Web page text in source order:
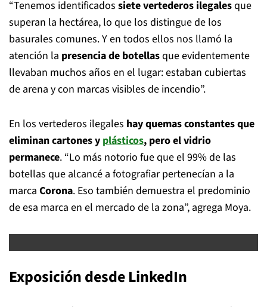
“Tenemos identificados siete vertederos ilegalesque
superan la hectárea, lo que los distingue de los
basurales comunes. Y en todos ellos nos llamó la
atención la presencia de botellasque evidentemente
llevaban muchos años en el lugar: estaban cubiertas
de arena y con marcas visibles de incendio”.
En los vertederos ilegales hay quemas constantes que
eliminan cartones y plásticos, pero el vidrio
permanece. “Lo más notorio fue que el 99% de las
botellas que alcancé a fotografiar pertenecían a la
marca Corona. Eso también demuestra el predominio
de esa marca en el mercado de la zona”, agrega Moya.
Exposición desde LinkedIn